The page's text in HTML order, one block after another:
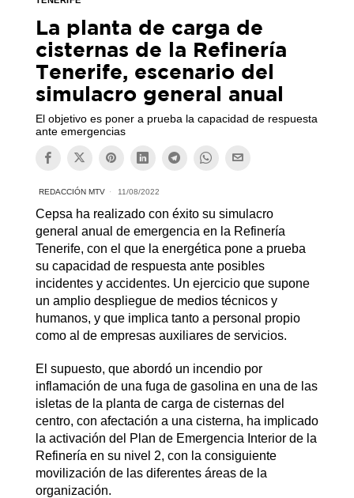
La planta de carga de
cisternas de la Refinería
Tenerife, escenario del
simulacro general anual
El objetivo es poner a prueba la capacidad de respuesta
ante emergencias
REDACCIÓN MTV 11/08/2022
Cepsa ha realizado con éxito su simulacro
general anual de emergencia en la Refinería
Tenerife, con el que la energética pone a prueba
su capacidad de respuesta ante posibles
incidentes y accidentes. Un ejercicio que supone
un amplio despliegue de medios técnicos y
humanos, y que implica tanto a personal propio
como al de empresas auxiliares de servicios.
El supuesto, que abordó un incendio por
inflamación de una fuga de gasolina en una de las
isletas de la planta de carga de cisternas del
centro, con afectación a una cisterna, ha implicado
la activación del Plan de Emergencia Interior de la
Refinería en su nivel 2, con la consiguiente
movilización de las diferentes áreas de la
organización.